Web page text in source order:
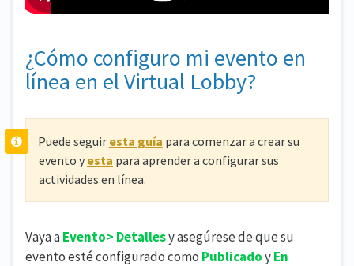
¿Cómo configuro mi evento en
línea en el Virtual Lobby?
Puede seguir esta guía para comenzar a crear su
evento y esta para aprender a configurar sus
actividades en línea.
Vaya aEvento> Detallesy asegúrese de que su
evento esté configurado como PublicadoyEn